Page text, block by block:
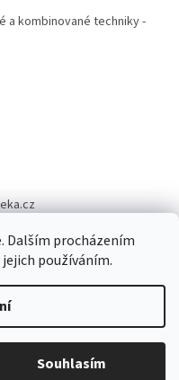
Dalším procházením
používáním.
Souhlasím
a kombinované techniky -
. Všechna práva
cookies